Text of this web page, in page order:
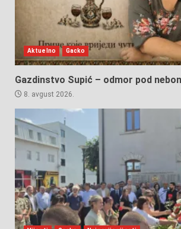
Aktuelno Gacko
Gazdinstvo Supić – odmor pod
8. avgust 2026.